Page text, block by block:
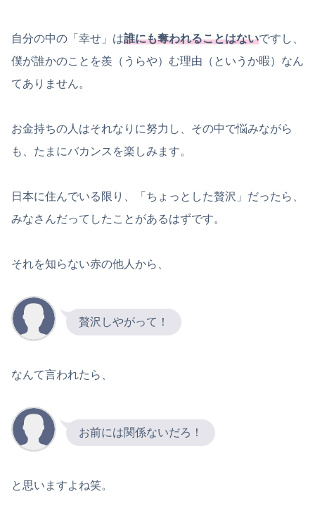
自分の中の「幸せ」は誰にも奪われることはないですし、
僕が誰かのことを羨（うらや）む理由（というか暇）なん
てありません。
お金持ちの人はそれなりに努力し、その中で悩みながら
も、たまにバカンスを楽しみます。
日本に住んでいる限り、「ちょっとした贅沢」だったら、
みなさんだってしたことがあるはずです。
それを知らない赤の他人から、
贅沢しやがって！
なんて言われたら、
お前には関係ないだろ！
と思いますよね笑。